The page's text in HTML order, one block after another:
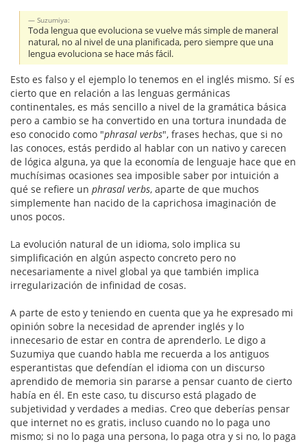
Suzumiya:
Toda lengua que evoluciona se vuelve más simple de maneral
natural, no al nivel de una planificada, pero siempre que una
lengua evoluciona se hace más fácil.
Esto es falso y el ejemplo lo tenemos en el inglés mismo. Sí es
cierto que en relación a las lenguas germánicas
continentales, es más sencillo a nivel de la gramática básica
pero a cambio se ha convertido en una tortura inundada de
eso conocido como "phrasal verbs", frases hechas, que si no
las conoces, estás perdido al hablar con un nativo y carecen
de lógica alguna, ya que la economía de lenguaje hace que en
muchísimas ocasiones sea imposible saber por intuición a
qué se refiere un phrasal verbs, aparte de que muchos
simplemente han nacido de la caprichosa imaginación de
unos pocos.
La evolución natural de un idioma, solo implica su
simplificación en algún aspecto concreto pero no
necesariamente a nivel global ya que también implica
irregularización de infinidad de cosas.
A parte de esto y teniendo en cuenta que ya he expresado mi
opinión sobre la necesidad de aprender inglés y lo
innecesario de estar en contra de aprenderlo. Le digo a
Suzumiya que cuando habla me recuerda a los antiguos
esperantistas que defendían el idioma con un discurso
aprendido de memoria sin pararse a pensar cuanto de cierto
había en él. En este caso, tu discurso está plagado de
subjetividad y verdades a medias. Creo que deberías pensar
que internet no es gratis, incluso cuando no lo paga uno
mismo; si no lo paga una persona, lo paga otra y si no, lo paga